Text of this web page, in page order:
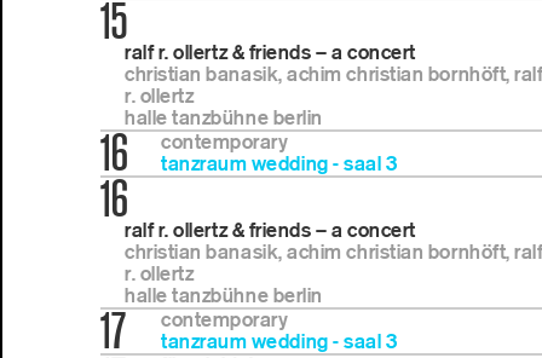
15
ralf r. ollertz & friends – a concert
christian banasik, achim christian bornhöft,
r. ollertz
halle tanzbühne berlin
16
contemporary
tanzraum wedding - saal 3
16
ralf r. ollertz & friends – a concert
christian banasik, achim christian bornhöft,
r. ollertz
halle tanzbühne berlin
17
contemporary
tanzraum wedding - saal 3